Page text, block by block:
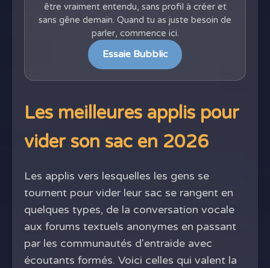
être vraiment entendu, sans profil à créer et
sans gêne demain. Quand tu as juste besoin de
parler, commence ici.
Essaie Bubblic
Les meilleures applis pour
vider son sac en 2026
Les applis vers lesquelles les gens se
tournent pour vider leur sac se rangent en
quelques types, de la conversation vocale
aux forums textuels anonymes en passant
par les communautés d'entraide avec
écoutants formés. Voici celles qui valent la